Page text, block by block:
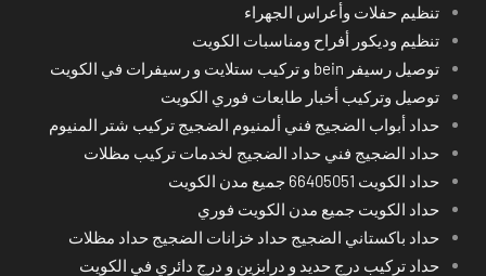
تنظيم حفلات وأعراس الجهراء
تنظيم وديكور أفراح ومناسبات الكويت
توصيل رسيفر bein و تركيب ستلايت و رسيفرات في الكويت
توصيل وتركيب أخبار طابعات فوري الكويت
حداد أبواب الضجيج فني ألمنيوم الضجيج تركيب شتر المنيوم
حداد الضجيج فني حداد الضجيج لخدمات تركيب مظلات
حداد الكويت 66405051 جميع مدن الكويت
حداد الكويت جميع مدن الكويت فوري
حداد باكستاني الضجيج حداد خزانات الضجيج حداد مظلات
حداد تركيب درج حديد و درابزين و درج دائري في الكويت